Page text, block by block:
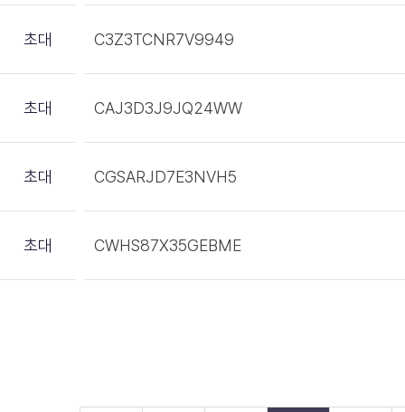
초대 C3Z3TCNR7V9949
초대 CAJ3D3J9JQ24WW
초대 CGSARJD7E3NVH5
초대 CWHS87X35GEBME